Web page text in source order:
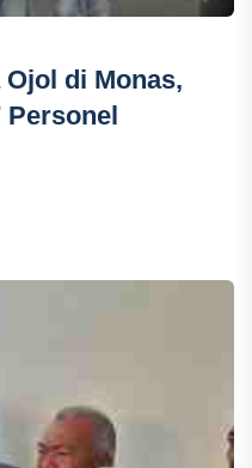
di Monas,
Personel